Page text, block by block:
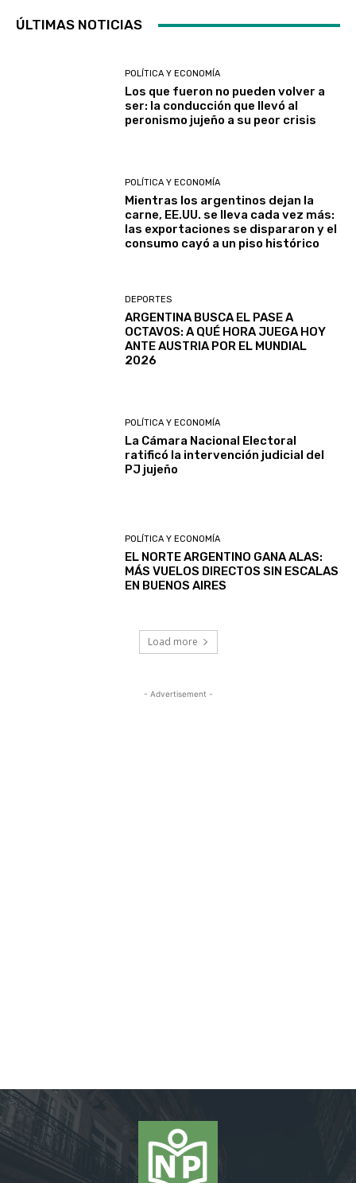
ÚLTIMAS NOTICIAS
POLÍTICA Y ECONOMÍA
Los que fueron no pueden volver a
ser: la conducción que llevó al
peronismo jujeño a su peor crisis
POLÍTICA Y ECONOMÍA
Mientras los argentinos dejan la
carne, EE.UU. se lleva cada vez más:
las exportaciones se dispararon y el
consumo cayó a un piso histórico
DEPORTES
ARGENTINA BUSCA EL PASE A
OCTAVOS: A QUÉ HORA JUEGA HOY
ANTE AUSTRIA POR EL MUNDIAL
2026
POLÍTICA Y ECONOMÍA
La Cámara Nacional Electoral
ratificó la intervención judicial del
PJ jujeño
POLÍTICA Y ECONOMÍA
EL NORTE ARGENTINO GANA ALAS:
MÁS VUELOS DIRECTOS SIN ESCALAS
EN BUENOS AIRES
Load more
- Advertisement -